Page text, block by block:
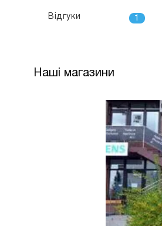
Відгуки 1
Наші магазини